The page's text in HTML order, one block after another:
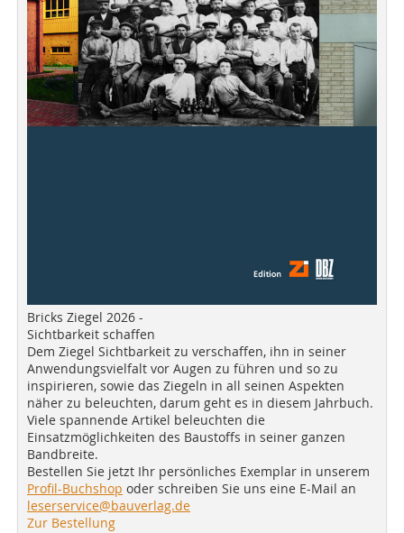
Bricks Ziegel 2026 -
Sichtbarkeit schaffen
Dem Ziegel Sichtbarkeit zu verschaffen, ihn in seiner
Anwendungsvielfalt vor Augen zu führen und so zu
inspirieren, sowie das Ziegeln in all seinen Aspekten
näher zu beleuchten, darum geht es in diesem Jahrbuch.
Viele spannende Artikel beleuchten die
Einsatzmöglichkeiten des Baustoffs in seiner ganzen
Bandbreite.
Bestellen Sie jetzt Ihr persönliches Exemplar in unserem
Profil-Buchshop oder schreiben Sie uns eine E-Mail an
leserservice@bauverlag.de
Zur Bestellung